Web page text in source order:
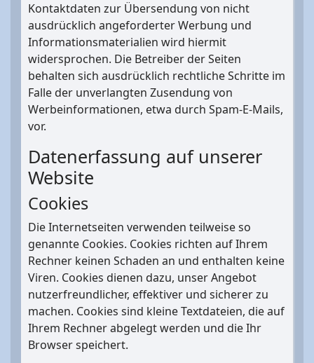
Kontaktdaten zur Übersendung von nicht
ausdrücklich angeforderter Werbung und
Informationsmaterialien wird hiermit
widersprochen. Die Betreiber der Seiten
behalten sich ausdrücklich rechtliche Schritte im
Falle der unverlangten Zusendung von
Werbeinformationen, etwa durch Spam-E-Mails,
vor.
Datenerfassung auf unserer
Website
Cookies
Die Internetseiten verwenden teilweise so
genannte Cookies. Cookies richten auf Ihrem
Rechner keinen Schaden an und enthalten keine
Viren. Cookies dienen dazu, unser Angebot
nutzerfreundlicher, effektiver und sicherer zu
machen. Cookies sind kleine Textdateien, die auf
Ihrem Rechner abgelegt werden und die Ihr
Browser speichert.